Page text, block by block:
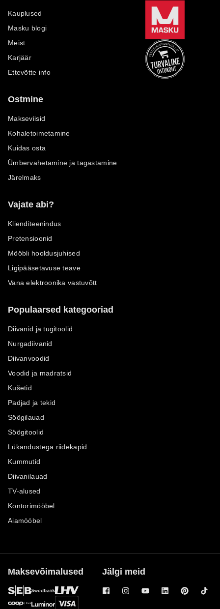
Kauplused
Masku blogi
Meist
Karjäär
Ettevõtte info
Ostmine
Makseviisid
Kohaletoimetamine
Kuidas osta
Ümbervahetamine ja tagastamine
Järelmaks
Vajate abi?
Klienditeenindus
Pretensioonid
Mööbli hooldusjuhised
Ligipääsetavuse teave
Vana elektroonika vastuvõtt
Populaarsed kategooriad
Diivanid ja tugitoolid
Nurgadiivanid
Diivanvoodid
Voodid ja madratsid
Kušetid
Padjad ja tekid
Söögilauad
Söögitoolid
Lükandustega riidekapid
Kummutid
Diivanilauad
TV-alused
Kontorimööbel
Aiamööbel
Maksevõimalused Jälgi meid